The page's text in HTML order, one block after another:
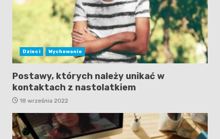
Dzieci Wychowanie
Postawy, których należy unikać w
kontaktach z nastolatkiem
18 września 2022